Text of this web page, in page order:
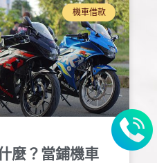
機車借款
麼？當鋪機車